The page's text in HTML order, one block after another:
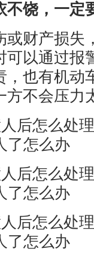
不饶，一定
或财产损失
可以通过报
，也有机动
方不会压力